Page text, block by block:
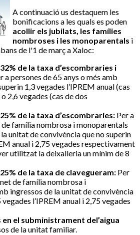
A continuació us destaquem les
bonificacions a les quals es poden
acollir els jubilats, les famílies
nombroses i les monoparentals i
de l'1 de març a Xaloc:
de la taxa d’escombraries i
a persones de 65 anys o més amb
1,3 vegades l’IPREM anual (cas
2,6 vegades (cas de dos
de la taxa d’escombraries: Per a
família nombrosa i monoparentals
unitat de convivència que no superin
anual i 2,75 vegades respectivament
utilitzat la deixalleria un mínim de 8
de la taxa de clavegueram: Per
de família nombrosa i
ingressos de la unitat de convivència
l’IPREM anual i 2,75 vegades
el subministrament del’aigua
de la unitat familiar.